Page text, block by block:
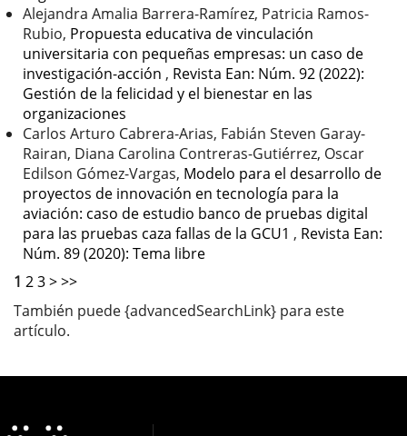
Alejandra Amalia Barrera-Ramírez, Patricia Ramos-
Rubio, Propuesta educativa de vinculación
universitaria con pequeñas empresas: un caso de
investigación-acción , Revista Ean: Núm. 92 (2022):
Gestión de la felicidad y el bienestar en las
organizaciones
Carlos Arturo Cabrera-Arias, Fabián Steven Garay-
Rairan, Diana Carolina Contreras-Gutiérrez, Oscar
Edilson Gómez-Vargas, Modelo para el desarrollo de
proyectos de innovación en tecnología para la
aviación: caso de estudio banco de pruebas digital
para las pruebas caza fallas de la GCU1 , Revista Ean:
Núm. 89 (2020): Tema libre
1 23>>>
También puede {advancedSearchLink} para este
artículo.